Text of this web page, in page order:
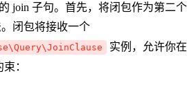
join 子句。首先，将闭包作为第二
闭包将接收一个
实例，允许你在
：